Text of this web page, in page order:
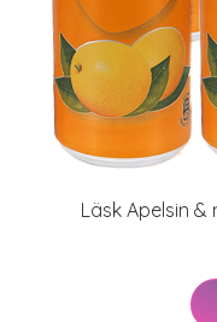
Läsk Apelsin